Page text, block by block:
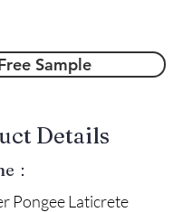
Sample
Details
：
Pongee Laticrete